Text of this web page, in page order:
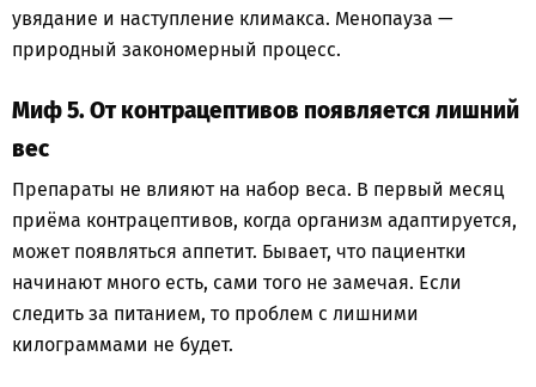
увядание и наступление климакса. Менопауза —
природный закономерный процесс.
Миф 5. От контрацептивов появляется лишний
вес
Препараты не влияют на набор веса. В первый месяц
приёма контрацептивов, когда организм адаптируется,
может появляться аппетит. Бывает, что пациентки
начинают много есть, сами того не замечая. Если
следить за питанием, то проблем с лишними
килограммами не будет.